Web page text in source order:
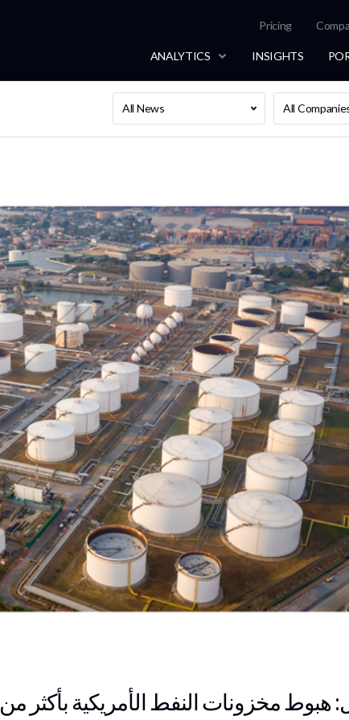
Pricing
ANALYTICS INSIGHTS
All News All
مخزونات النفط الأمريكية بأكثر من 3 ملايين برميل